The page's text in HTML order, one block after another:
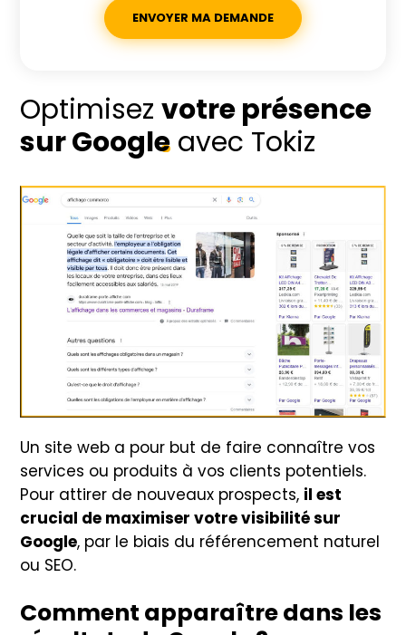
Optimisezvotre présence
sur Google avec Tokiz
Un site web a pour but de faire connaître vos
services ou produits à vos clients potentiels.
Pour attirer de nouveaux prospects, il est
crucial de maximiser votre visibilité sur
Google, par le biais du référencement naturel
ou SEO.
Comment apparaître dans les